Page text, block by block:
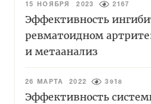
15 НОЯБРЯ 2023 2167
Эффективность
ревматоидном
и метаанализ
26 МАРТА 2022 3918
Эффективность